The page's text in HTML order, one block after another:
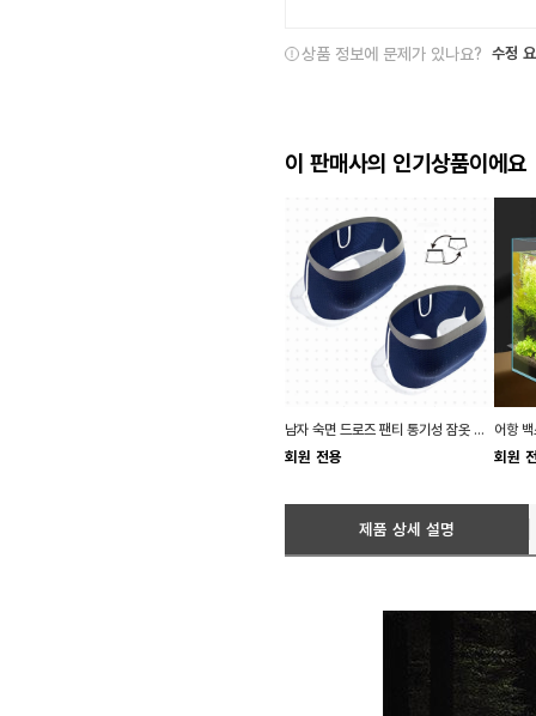
상품 정보에 문제가 있나요? 수정
이 판매사의 인기상품이에요
남자 숙면 드로즈 팬티 통기성 잠옷 시원한 치마팬티
회원 전용 회원
제품 상세 설명